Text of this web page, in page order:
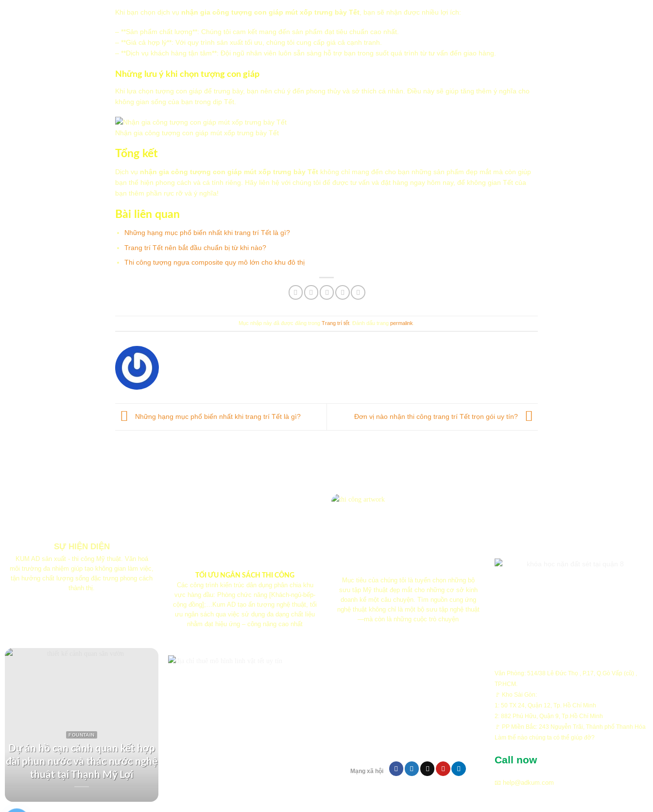
Khi bạn chọn dịch vụ nhận gia công tượng con giáp mút xốp trưng bày Tết , bạn sẽ nhận được nhiều lợi ích:
– **Sản phẩm chất lượng**: Chúng tôi cam kết mang đến sản phẩm đạt tiêu chuẩn cao nhất.
– **Giá cả hợp lý**: Với quy trình sản xuất tối ưu, chúng tôi cung cấp giá cả cạnh tranh.
– **Dịch vụ khách hàng tận tâm**: Đội ngũ nhân viên luôn sẵn sàng hỗ trợ bạn trong suốt quá trình từ tư vấn đến giao hàng.
Những lưu ý khi chọn tượng con giáp
Khi lựa chọn tượng con giáp để trưng bày, bạn nên chú ý đến phong thủy và sở thích cá nhân. Điều này sẽ giúp tăng thêm ý nghĩa cho
không gian sống của bạn trong dịp Tết.
Nhận gia công tượng con giáp mút xốp trưng bày Tết
Tổng kết
Dịch vụ nhận gia công tượng con giáp mút xốp trưng bày Tết không chỉ mang đến cho bạn những sản phẩm đẹp mắt mà còn giúp
bạn thể hiện phong cách và cá tính riêng. Hãy liên hệ với chúng tôi để được tư vấn và đặt hàng ngay hôm nay, để không gian Tết của
bạn thêm phần rực rỡ và ý nghĩa!
Bài liên quan
Những hạng mục phổ biến nhất khi trang trí Tết là gì?
Trang trí Tết nên bắt đầu chuẩn bị từ khi nào?
Thi công tượng ngựa composite quy mô lớn cho khu đô thị
Mục nhập này đã được đăng trong Trang trí tết . Đánh dấu trang permalink
Những hạng mục phổ biến nhất khi trang trí Tết là gì? Đơn vị nào nhận thi công trang trí Tết trọn gói uy tín?
SỰ HIỆN DIỆN
KUM AD sản xuất - thi công Mỹ thuật. Văn hoá
môi trường đa nhiệm giúp tạo không gian làm việc,
tận hưởng chất lượng sống đặc trưng phong cách
thành thị.
TỐI ƯU NGÂN SÁCH THI CÔNG
Các công trình kiến ​​trúc dân dụng phân chia khu
vực hàng đầu: Phòng chức năng [Khách-ngủ-bếp-
cộng đồng];…Kum AD tạo ấn tượng nghệ thuật, tối
ưu ngân sách qua việc sử dụng đa dạng chất liệu
nhằm đạt hiệu ứng – công năng cao nhất
Mục tiêu của chúng tôi là tuyển chọn những bộ
sưu tập Mỹ thuật đẹp mắt cho những cơ sở kinh
doanh kể một câu chuyện. Tìm nguồn cung ứng
nghệ thuật không chỉ là một bộ sưu tập nghệ thuật
—mà còn là những cuộc trò chuyện
FOUNTAIN
Dự án hồ cạn cảnh quan kết hợp
đài phun nước và thác nước nghệ
thuật tại Thạnh Mỹ Lợi
Tác phẩm phù điêu hoa Daisy nổi
3D tại Daisy House, Quận 2
FOUNTAIN
waterfall cảnh quan khu biệt
Mạng xã hội
Văn Phòng: 514/38 Lê Đức Thọ , P.17, Q.Gò Vấp (cũ) ,
TP.HCM.
🚩 Kho Sài Gòn:
1: 50 TX 24, Quận 12, Tp. Hồ Chí Minh
2: 882 Phú Hữu, Quận 9, Tp.Hồ Chí Minh
🚩 PP Miền Bắc: 243 Nguyễn Trãi, Thành phố Thanh Hóa
Làm thế nào chúng ta có thể giúp đỡ?
Call now
📧 help@adkum.com